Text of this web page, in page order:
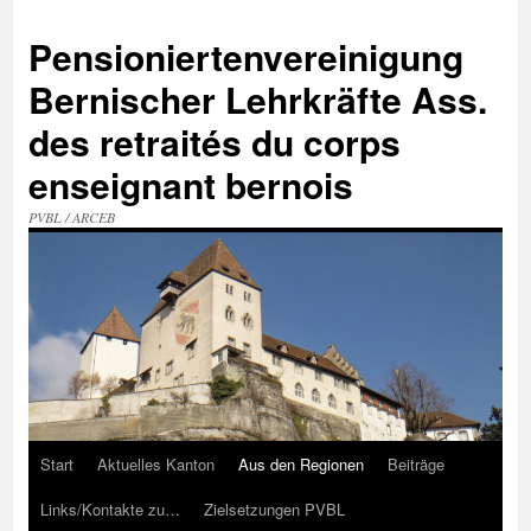
springen
Pensioniertenvereinigung
Bernischer Lehrkräfte Ass.
des retraités du corps
enseignant bernois
PVBL / ARCEB
Start Aktuelles Kanton Aus den Regionen
Beiträge
Links/Kontakte zu…
Zielsetzungen PVBL